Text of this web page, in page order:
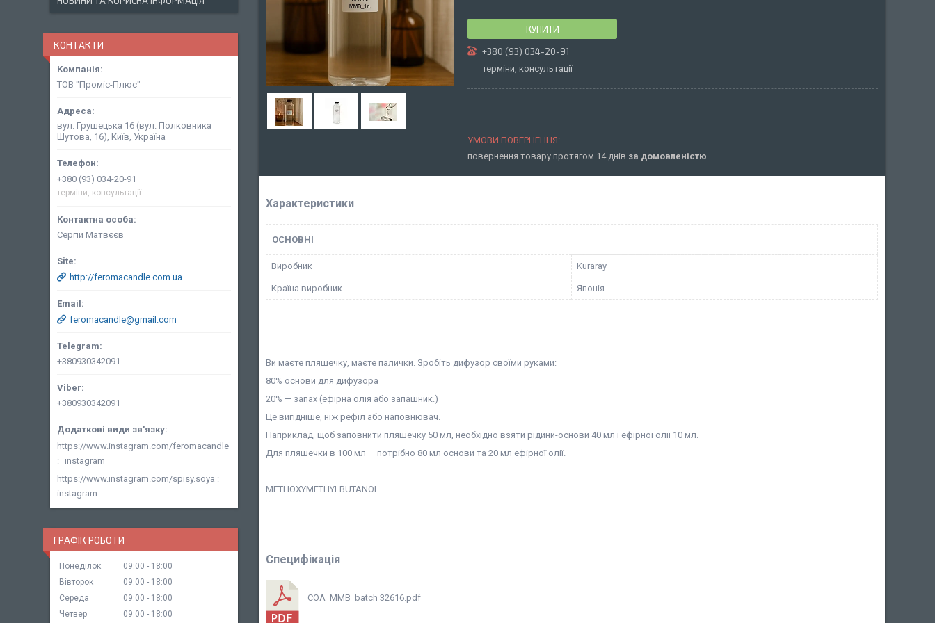
КУПИТИ
+380 (93) 034-20-91
терміни, консультації
повернення товару протягом 14 днів за домовленістю
Характеристики
ОСНОВНІ
Виробник Kuraray
Країна виробник Японія
Ви маєте пляшечку, маєте палички. Зробіть дифузор своїми руками:
80% основи для дифузора
20% — запах (ефірна олія або запашник.)
Це вигідніше, ніж рефіл або наповнювач.
Наприклад, щоб заповнити пляшечку 50 мл, необхідно взяти рідини-основи 40 мл і ефірної олії 10 мл.
Для пляшечки в 100 мл — потрібно 80 мл основи та 20 мл ефірної олії.
METHOXYMETHYLBUTANOL
Специфікація
COA_MMB_batch 32616.pdf
КОНТАКТИ
ТОВ "Проміс-Плюс"
вул. Грушецька 16 (вул. Полковника
Шутова, 16), Київ, Україна
+380 (93) 034-20-91
терміни, консультації
Сергій Матвєєв
http://feromacandle.com.ua
feromacandle@gmail.com
+380930342091
+380930342091
https://www.instagram.com/feromacandle
instagram
https://www.instagram.com/spisy.soya
instagram
ГРАФІК РОБОТИ
Понеділок 09:00
18:00
Вівторок
09:00
18:00
Середа
09:00
18:00
Четвер
09:00 18:00